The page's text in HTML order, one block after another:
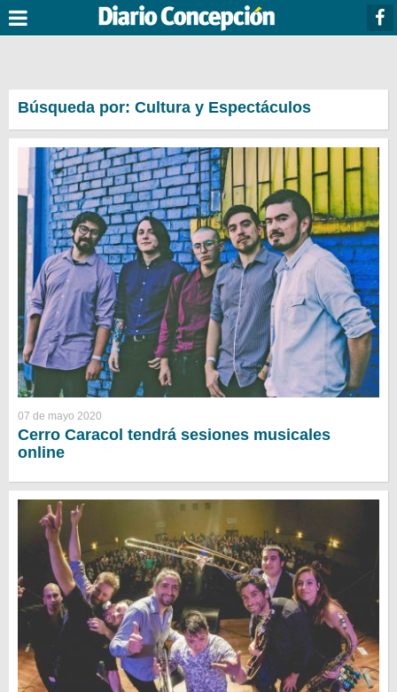
Búsqueda por: Cultura y Espectáculos
07 de mayo 2020
Cerro Caracol tendrá sesiones musicales
online